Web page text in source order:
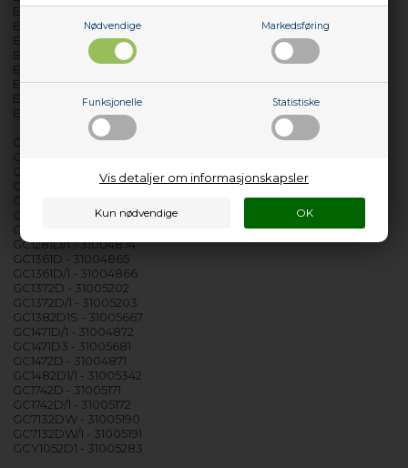
Nødvendige Markedsføring
Funksjonelle Statistiske
Vis detaljer om informasjonskapsler
EVOT12061D2 - 31005550
EVOT12061D3 - 31005547
EVOT12061DS - 31004899
EVOT12071D - 31005551
EVOT13061D3 - 31005549
EVOT13072D - 31005655
EVOT13662D3 - 31005548
EVOT77131D - 31005552
GC1161D - 31004863
GC1161D/1 - 31004864
GC1171D - 31004867
GC1171D/1 - 31004868
GC1271D - 31004869
GC1271D/1 - 31004870
GC1281D - 31004873
GC1281D/1 - 31004874
GC1361D - 31004865
GC1361D/1 - 31004866
GC1372D - 31005202
GC1372D/1 - 31005203
GC1382D1S - 31005667
GC1471D/1 - 31004872
GC1471D3 - 31005681
GC1472D - 31004871
GC1482D1/1 - 31005342
GC1742D - 31005171
GC1742D/1 - 31005172
GC7132DW - 31005190
GC7132DW/1 - 31005191
GCY1052D1 - 31005283